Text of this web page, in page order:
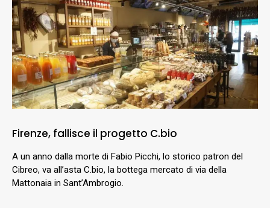
Firenze, fallisce il progetto C.bio
A un anno dalla morte di Fabio Picchi, lo storico patron del
Cibreo, va all’asta C.bio, la bottega mercato di via della
Mattonaia in Sant’Ambrogio.